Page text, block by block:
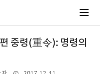
중령(重令): 명령의